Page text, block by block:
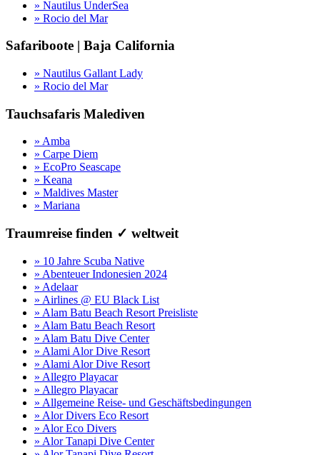
» Nautilus UnderSea
» Rocio del Mar
Safariboote | Baja California
» Nautilus Gallant Lady
» Rocio del Mar
Tauchsafaris Malediven
» Amba
» Carpe Diem
» EcoPro Seascape
» Keana
» Maldives Master
» Mariana
Traumreise finden ✓ weltweit
» 10 Jahre Scuba Native
» Abenteuer Indonesien 2024
» Adelaar
» Airlines @ EU Black List
» Alam Batu Beach Resort Preisliste
» Alam Batu Beach Resort
» Alam Batu Dive Center
» Alami Alor Dive Resort
» Alami Alor Dive Resort
» Allegro Playacar
» Allegro Playacar
» Allgemeine Reise- und Geschäftsbedingungen
» Alor Divers Eco Resort
» Alor Eco Divers
» Alor Tanapi Dive Center